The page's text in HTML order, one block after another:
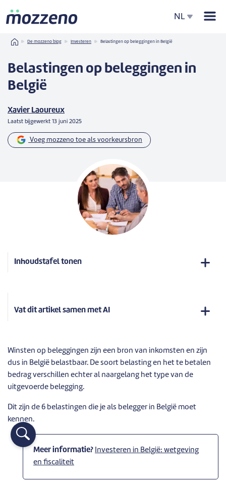
NL
Home
De mozzeno blog Investeren Belastingen op beleggingen in België
Belastingen op beleggingen in
België
Xavier Laoureux
Laatst bijgewerkt 13 juni 2025
Voeg mozzeno toe als voorkeursbron
Inhoudstafel tonen
Vat dit artikel samen met AI
Winsten op beleggingen zijn een bron van inkomsten en zijn
dus in België belastbaar. De soort belasting en het te betalen
bedrag verschillen echter al naargelang het type van de
uitgevoerde belegging.
Dit zijn de 6 belastingen die je als belegger in België moet
kennen.
Meer informatie? Investeren in België: wetgeving
en fiscaliteit